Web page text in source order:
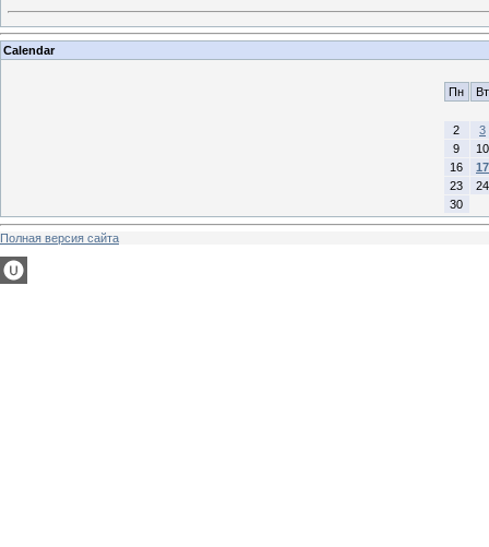
Calendar
Пн Вт
2
3
9
10
16
17
23
24
30
Полная версия сайта